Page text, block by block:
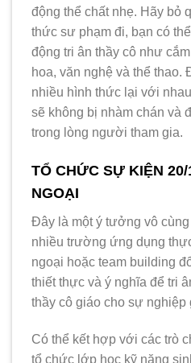
động thể chất nhẹ. Hãy bỏ
thức sư phạm đi, bạn có
động tri ân thầy cô như
hoa, văn nghệ và thể thao.
nhiều hình thức lại với
sẽ không bị nhàm chán và
trong lòng người tham gia.
TỔ CHỨC SỰ KIỆN
NGOẠI
Đây là một ý tưởng vô
nhiều trường ứng dụng
ngoại hoặc team building
thiết thực và ý nghĩa để tri
thầy cô giáo cho sự nghiệp
Có thể kết hợp với các trò
tổ chức lớp học kỹ năng